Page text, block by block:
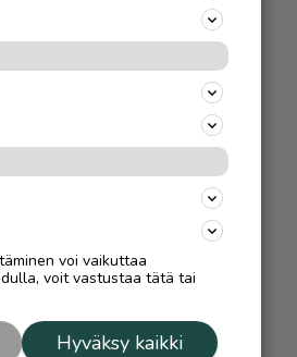
voi vaikuttaa
voit vastustaa tätä tai
Hyväksy kaikki